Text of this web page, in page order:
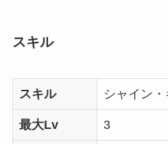
スキル
スキル シャイン・
最大Lv 3